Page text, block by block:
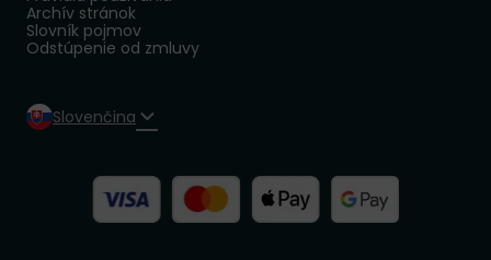
Archív stránok
Slovník pojmov
Odstúpenie od zmluvy
Slovenčina